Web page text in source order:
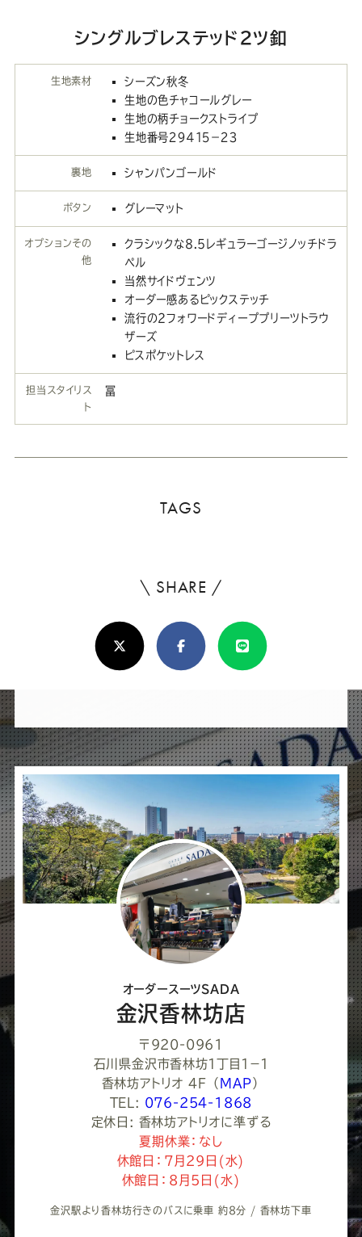
シングルブレステッド２ツ釦
生地素材
シーズン秋冬
生地の色チャコールグレー
生地の柄チョークストライプ
生地番号２９４１５－２３
裏地 シャンパンゴールド
ボタン グレーマット
オプションその
他
クラシックな8.5レギュラーゴージノッチドラ
ペル
当然サイドヴェンツ
オーダー感あるピックステッチ
流行の2フォワードディーププリーツトラウ
ザーズ
ピスポケットレス
担当スタイリス
ト
冨
TAGS
\ SHARE /
ろ
し
け
ば
シ
ェ
ア
し
て
く
だ
い
X(Twitter)FacebookLine
オーダースーツSADA
金沢香林坊店
〒920-0961
石川県金沢市香林坊１丁目１−１
香林坊アトリオ 4F
（ MAP ）
TEL: 076-254-1868
定休日: 香林坊アトリオに準ずる
夏期休業：なし
休館日：7月29日(水)
休館日：8月5日(水)
金沢駅より香林坊行きのバスに乗車 約8分 / 香林坊下車